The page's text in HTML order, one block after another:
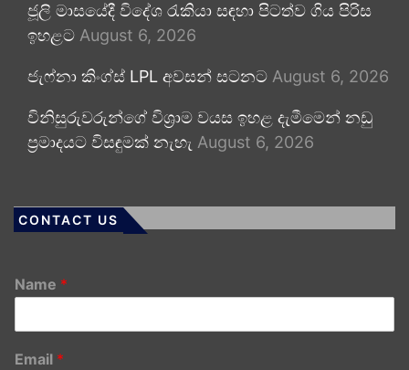
ජූලි මාසයේදී විදේශ රැකියා සඳහා පිටත්ව ගිය පිරිස
ඉහළට August 6, 2026
ජැෆ්නා කිංග්ස් LPL අවසන් සටනට August 6, 2026
විනිසුරුවරුන්ගේ විශ්‍රාම වයස ඉහළ දැමීමෙන් නඩු
ප්‍රමාදයට විසඳුමක් නැහැ August 6, 2026
CONTACT US
Name *
Email *